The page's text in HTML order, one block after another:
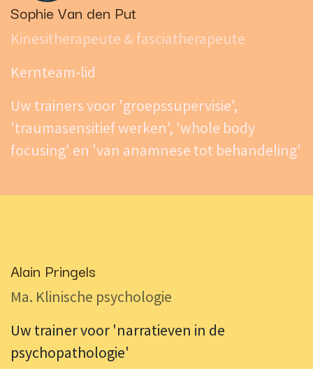
Sophie Van den Put
Kinesitherapeute & fasciatherapeute
Kernteam-lid
Uw trainers voor 'groepssupervisie',
'traumasensitief werken', 'whole body
focusing' en 'van anamnese tot behandeling'
Alain Pringels
Ma. Klinische psychologie
Uw trainer voor 'narratieven in de
psychopathologie'